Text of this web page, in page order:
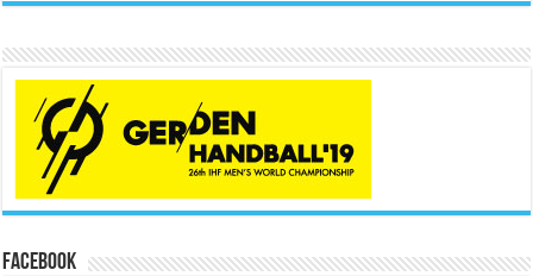
Facebook